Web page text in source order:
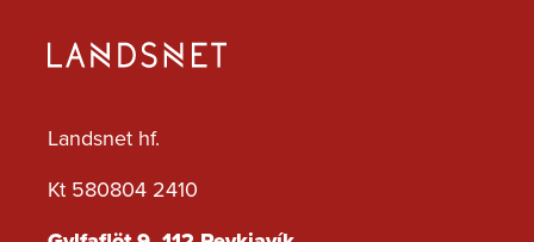
Landsnet hf.
Kt 580804 2410